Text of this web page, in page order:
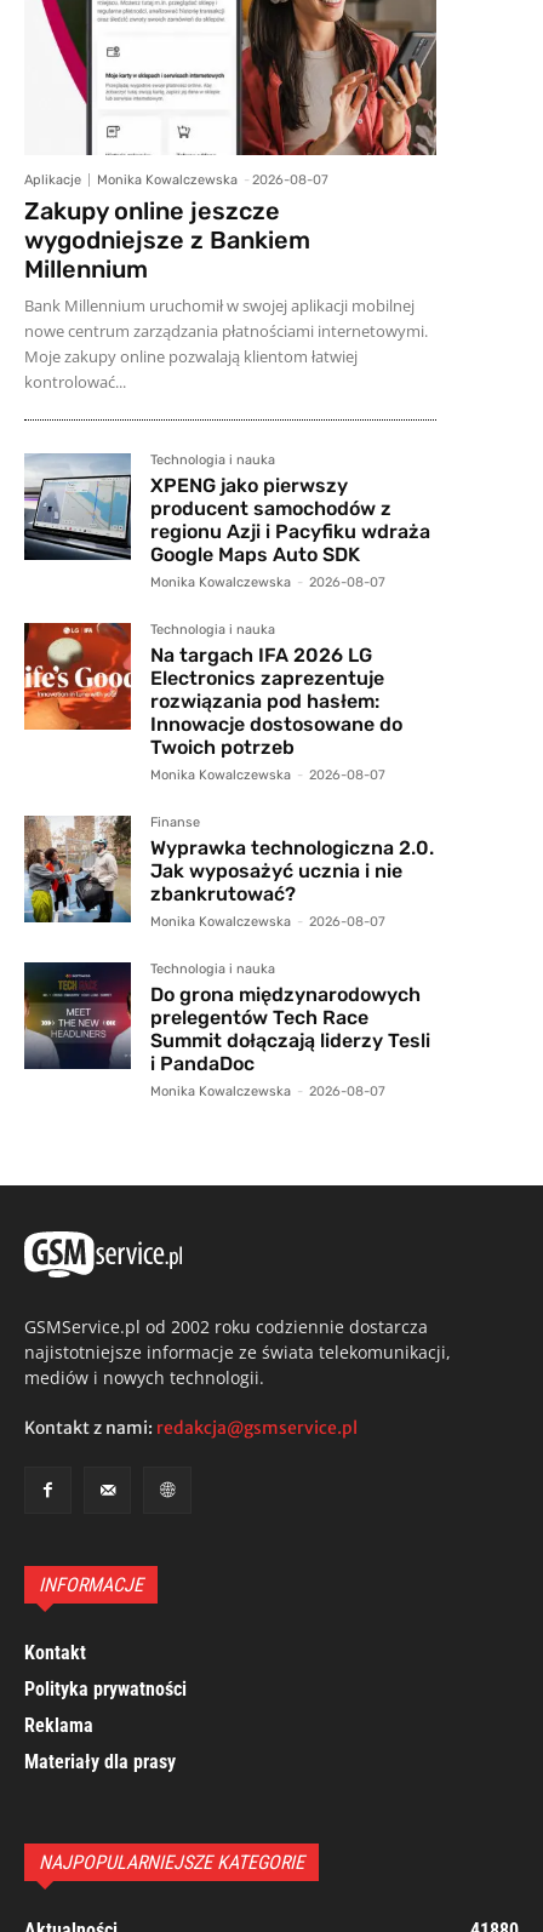
Aplikacje Monika Kowalczewska - 2026-08-07
Zakupy online jeszcze
wygodniejsze z Bankiem
Millennium
Bank Millennium uruchomił w swojej aplikacji mobilnej
nowe centrum zarządzania płatnościami internetowymi.
Moje zakupy online pozwalają klientom łatwiej
kontrolować...
Technologia i nauka
XPENG jako pierwszy
producent samochodów z
regionu Azji i Pacyfiku wdraża
Google Maps Auto SDK
Monika Kowalczewska - 2026-08-07
Technologia i nauka
Na targach IFA 2026 LG
Electronics zaprezentuje
rozwiązania pod hasłem:
Innowacje dostosowane do
Twoich potrzeb
Monika Kowalczewska - 2026-08-07
Finanse
Wyprawka technologiczna 2.0.
Jak wyposażyć ucznia i nie
zbankrutować?
Monika Kowalczewska - 2026-08-07
Technologia i nauka
Do grona międzynarodowych
prelegentów Tech Race
Summit dołączają liderzy Tesli
i PandaDoc
Monika Kowalczewska - 2026-08-07
GSMService.pl od 2002 roku codziennie dostarcza
najistotniejsze informacje ze świata telekomunikacji,
mediów i nowych technologii.
Kontakt z nami: redakcja@gsmservice.pl
INFORMACJE
Kontakt
Polityka prywatności
Reklama
Materiały dla prasy
NAJPOPULARNIEJSZE KATEGORIE